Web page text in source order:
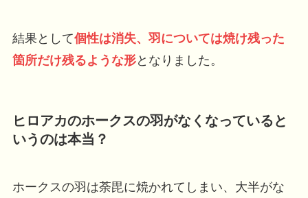
結果として個性は消失、羽については焼け残った
箇所だけ残るような形となりました。
ヒロアカのホークスの羽がなくなっていると
いうのは本当？
ホークスの羽は荼毘に焼かれてしまい、大半がな